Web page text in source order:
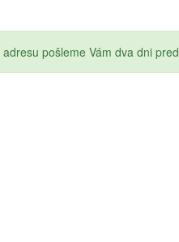
pošleme Vám dva dni